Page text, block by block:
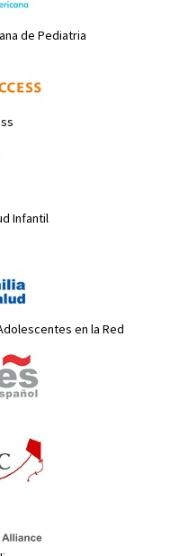
de Pediatria
Infantil
en la Red